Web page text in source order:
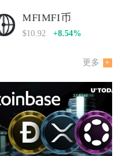
MFIMFI币
$10.92 +8.54%
更多